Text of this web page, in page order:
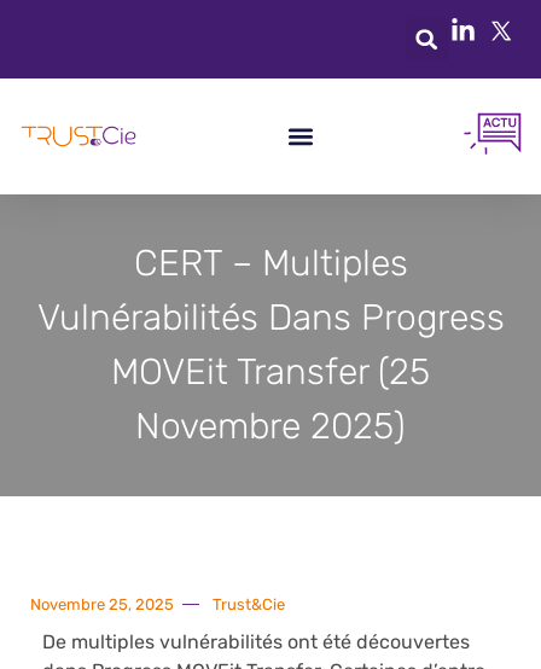
CERT – Multiples
Vulnérabilités Dans Progress
MOVEit Transfer (25
Novembre 2025)
Novembre 25, 2025 Trust&Cie
De multiples vulnérabilités ont été découvertes